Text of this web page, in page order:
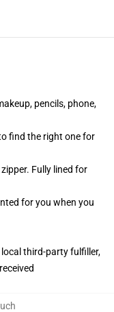
pencils, phone,
find the right one for
Fully lined for
for you when you
third-party fulfiller,